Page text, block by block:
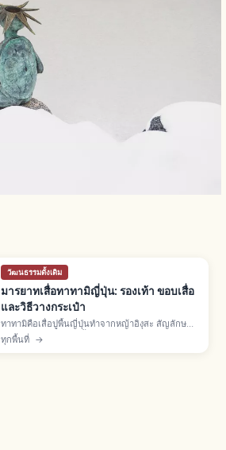
วัฒนธรรมดั้งเดิม
มารยาทเสื่อทาทามิญี่ปุ่น: รองเท้า ขอบเสื่อ
และวิธีวางกระเป๋า
ทาทามิคือเสื่อปูพื้นญี่ปุ่นทำจากหญ้าอิงุสะ สัญลักษณ์
ห้องวาชิตสึ ปูเต็มห้องตั้งแต่ยุคมุโรมาจิ มารยาท: ถอด
รองเท้าก่อนเข้า ไม่เหยียบขอบทาทามิเบริ ยก
ทุกพื้นที่ →